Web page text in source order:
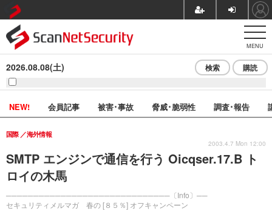
MENU
2026.08.08(土) 検索 購読
NEW! 会員記事 被害･事故 脅威･脆弱性 調査･報告
SMTP エンジンで通信を行う Oicqser.17.B ト
ロイの木馬
──────────────────────────────〔Info〕──
セキュリティメルマガ 春の [８５％] オフキャンペーン
国際 海外情報
2003.4.7 Mon 12:00